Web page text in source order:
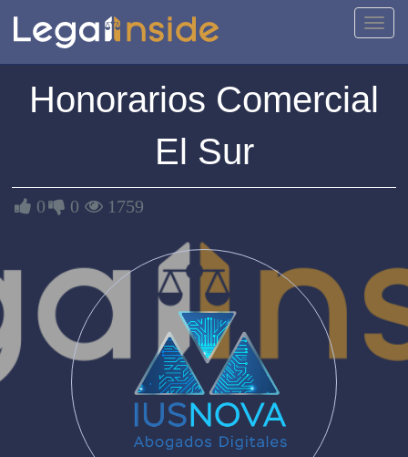
Honorarios Comercial
El Sur
0 0 1759